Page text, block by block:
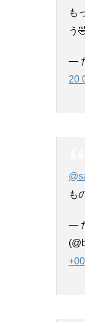
も
う
—
20
も
—